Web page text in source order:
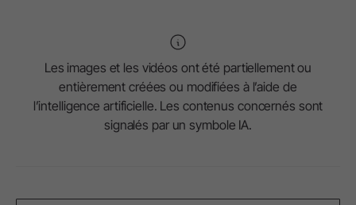
Les images et les vidéos ont été partiellement ou
entièrement créées ou modifiées à l’aide de
l’intelligence artificielle. Les contenus concernés sont
signalés par un symbole IA.